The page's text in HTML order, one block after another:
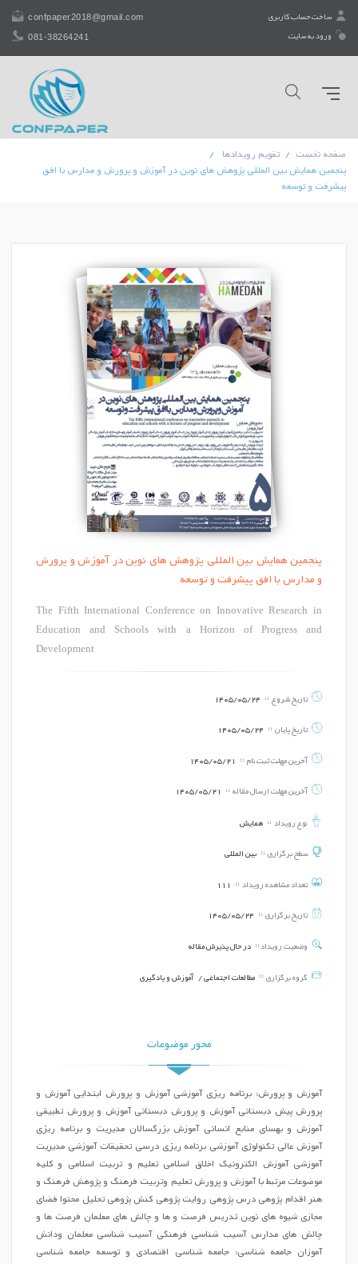
ساخت حساب کاربری
ورود به سایت
confpaper2018@gmail.com
081-38264241
صفحه نخست
تقویم رویدادها
پنجمین همایش بین المللی پژوهش های نوین در آموزش و پرورش و مدارس با افق
پیشرفت و توسعه
پنجمین همایش بین المللی پژوهش های نوین در آموزش و پرورش
و مدارس با افق پیشرفت و توسعه
The Fifth International Conference on Innovative Research in
Education and Schools with a Horizon of Progress and
Development
تاریخ شروع 1405/05/24
تاریخ پایان 1405/05/24
آخرین مهلت ثبت نام 1405/05/21
آخرین مهلت ارسال مقاله 1405/05/21
نوع رویداد همایش
سطح برگزاری بین المللی
تعداد مشاهده رویداد 111
تاریخ برگزاری 1405/05/24
وضعیت رویداد در حال پذیرش مقاله
گروه برگزاری مطالعات اجتماعی / آموزش و یادگیری
محور موضوعات
آموزش و پرورش: برنامه ریزی آموزشی آموزش و پرورش ابتدایی آموزش و
پرورش پیش دبستانی آموزش و پرورش دبستانی آموزش و پرورش تطبیقی
آموزش و بهسای منابع انسانی آموزش بزرگسالان مدیریت و برنامه ریزی
آموزش عالی تکنولوژی آموزشی برنامه ریزی درسی تحقیقات آموزشی مدیریت
آموزشی آموزش الکترونیک اخلاق اسلامی تعلیم و تربیت اسلامی و کلیه
موضوعات مرتبط با آموزش و پرورش تعلیم وتربیت فرهنگ و پژوهش فرهنگ و
هنر اقدام پژوهی درس پژوهی روایت پژوهی کنش پژوهی تحلیل محتوا فضای
مجازی شیوه های نوین تدریس فرصت و ها و چالش های معلمان فرصت ها و
چالش های مدارس آسیب شناسی فرهنگی آسیب شناسی معلمان ودانش
آموزان جامعه شناسی: جامعه شناسی اقتصادی و توسعه جامعه شناسی